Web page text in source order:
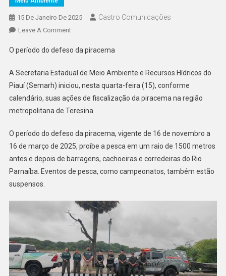
15 De Janeiro De 2025 Castro Comunicações
Leave A Comment
O período do defeso da piracema
A Secretaria Estadual de Meio Ambiente e Recursos Hídricos do
Piauí (Semarh) iniciou, nesta quarta-feira (15), conforme
calendário, suas ações de fiscalização da piracema na região
metropolitana de Teresina.
O período do defeso da piracema, vigente de 16 de novembro a
16 de março de 2025, proíbe a pesca em um raio de 1500 metros
antes e depois de barragens, cachoeiras e corredeiras do Rio
Parnaíba. Eventos de pesca, como campeonatos, também estão
suspensos.